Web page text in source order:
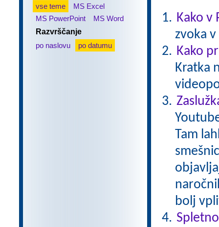
vse teme
MS Excel
MS PowerPoint
MS Word
Razvrščanje
po naslovu
po datumu
Kako v
zvoka
Kako
Kratka
Tam
bolj